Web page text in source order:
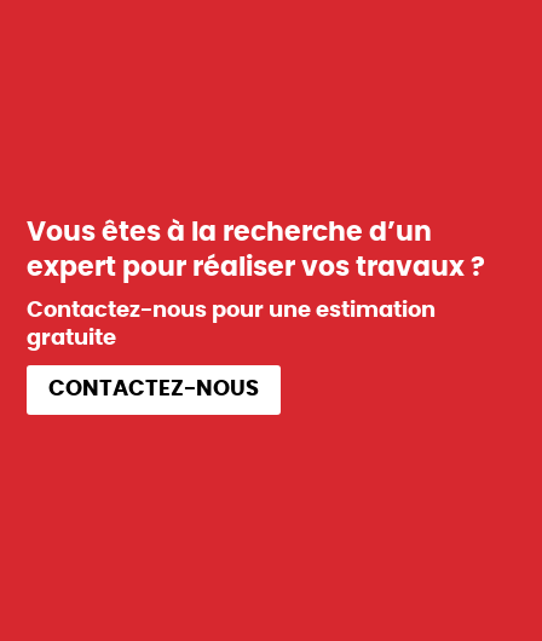
Vous êtes à la recherche d’un
expert pour réaliser vos travaux ?
Contactez-nous pour une estimation
gratuite
CONTACTEZ-NOUS